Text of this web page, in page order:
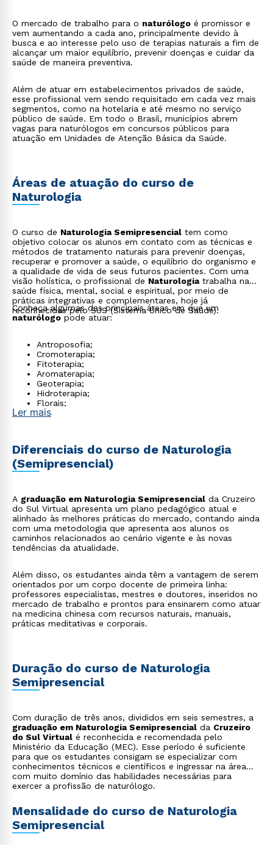
O mercado de trabalho para o naturólogo é promissor e
vem aumentando a cada ano, principalmente devido à
busca e ao interesse pelo uso de terapias naturais a fim de
alcançar um maior equilíbrio, prevenir doenças e cuidar da
saúde de maneira preventiva.
Além de atuar em estabelecimentos privados de saúde,
esse profissional vem sendo requisitado em cada vez mais
segmentos, como na hotelaria e até mesmo no serviço
público de saúde. Em todo o Brasil, municípios abrem
vagas para naturólogos em concursos públicos para
atuação em Unidades de Atenção Básica da Saúde.
Áreas de atuação do curso de
Naturologia
O curso de Naturologia Semipresencial tem como
objetivo colocar os alunos em contato com as técnicas e
métodos de tratamento naturais para prevenir doenças,
recuperar e promover a saúde, o equilíbrio do organismo e
a qualidade de vida de seus futuros pacientes. Com uma
visão holística, o profissional de Naturologiatrabalha na
saúde física, mental, social e espiritual, por meio de
práticas integrativas e complementares, hoje já
reconhecidas pelo SUS (Sistema Único de Saúde).
Conheça algumas das principais áreas em que um
naturólogo pode atuar:
Antroposofia;
Cromoterapia;
Fitoterapia;
Aromaterapia;
Geoterapia;
Hidroterapia;
Florais;
Massoterapia.
Ler mais
Diferenciais do curso de Naturologia
(Semipresencial)
A graduação em Naturologia Semipresencial da Cruzeiro
do Sul Virtual apresenta um plano pedagógico atual e
alinhado às melhores práticas do mercado, contando ainda
com uma metodologia que apresenta aos alunos os
caminhos relacionados ao cenário vigente e às novas
tendências da atualidade.
Além disso, os estudantes ainda têm a vantagem de serem
orientados por um corpo docente de primeira linha:
professores especialistas, mestres e doutores, inseridos no
mercado de trabalho e prontos para ensinarem como atuar
na medicina chinesa com recursos naturais, manuais,
práticas meditativas e corporais.
Duração do curso de Naturologia
Semipresencial
Com duração de três anos, divididos em seis semestres, a
graduação em Naturologia Semipresencial da Cruzeiro
do Sul Virtual é reconhecida e recomendada pelo
Ministério da Educação (MEC). Esse período é suficiente
para que os estudantes consigam se especializar com
conhecimentos técnicos e científicos e ingressar na área
com muito domínio das habilidades necessárias para
exercer a profissão de naturólogo.
Mensalidade do curso de Naturologia
Semipresencial